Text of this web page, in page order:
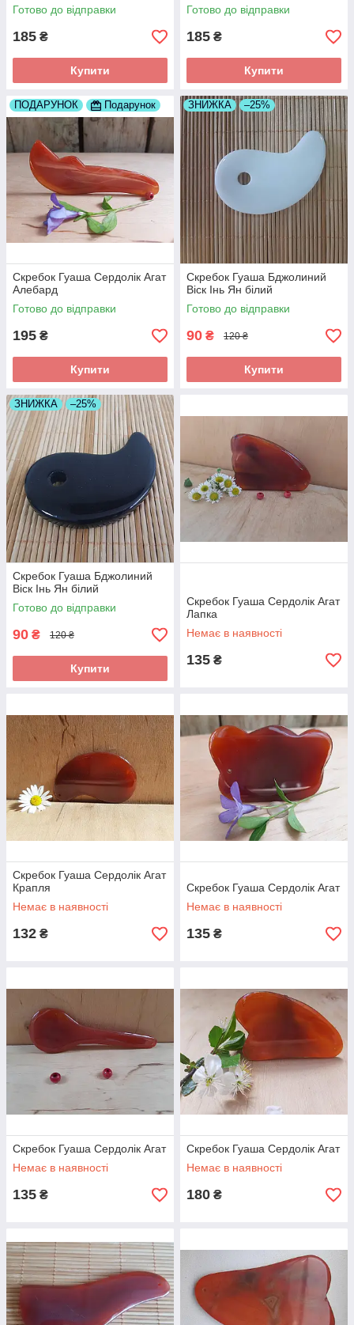
Готово до відправки
185 ₴
Купити
Готово до відправки
185 ₴
Купити
ПОДАРУНОК Подарунок
Скребок Гуаша Сердолік Агат
Алебард
Готово до відправки
195 ₴
Купити
ЗНИЖКА –25%
Скребок Гуаша Бджолиний
Віск Інь Ян білий
Готово до відправки
90 ₴ 120 ₴
Купити
ЗНИЖКА –25%
Скребок Гуаша Бджолиний
Віск Інь Ян білий
Готово до відправки
90 ₴ 120 ₴
Купити
Скребок Гуаша Сердолік Агат
Лапка
Немає в наявності
135 ₴
Скребок Гуаша Сердолік Агат
Крапля
Немає в наявності
132 ₴
Скребок Гуаша Сердолік Агат
Немає в наявності
135 ₴
Скребок Гуаша Сердолік Агат
Немає в наявності
135 ₴
Скребок Гуаша Сердолік Агат
Немає в наявності
180 ₴